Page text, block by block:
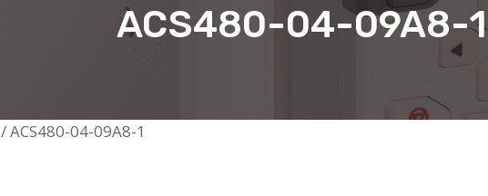
ACS480-04-09A8-1
/ ACS480-04-09A8-1